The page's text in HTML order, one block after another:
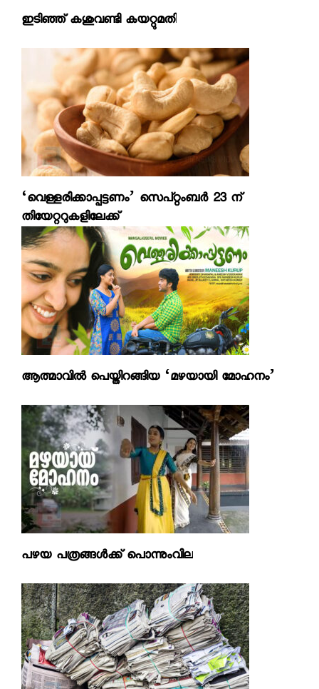
ഇടിഞ്ഞ് കശുവണ്ടി കയറ്റുമതി
‘വെള്ളരിക്കാപ്പട്ടണം’ സെപ്റ്റംബര്‍ 23 ന്
തിയേറ്ററുകളിലേക്ക്
ആത്മാവില്‍ പെയ്തിറങ്ങിയ ‘മഴയായി മോഹനം’
പഴയ പത്രങ്ങള്‍ക്ക് പൊന്നുംവില